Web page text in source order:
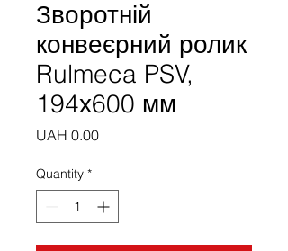
Зворотній
конвеєрний ролик
Rulmeca PSV,
194х600 мм
UAH 0.00Price
Quantity *